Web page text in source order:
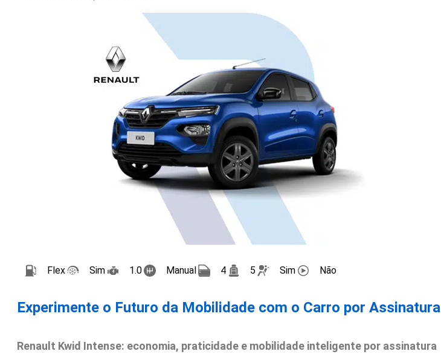
Flex Sim 1.0 Manual 4 5 Sim Não
Experimente o Futuro da Mobilidade com o Carro por Assinatura
Renault Kwid Intense: economia, praticidade e mobilidade inteligente por assinatura